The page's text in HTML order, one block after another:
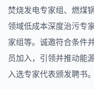
焚烧发电专家组、燃煤
领域低成本深度治污专
家组等。诚邀符合条件
员加入，引领并推动能
入选专家代表颁发聘书。